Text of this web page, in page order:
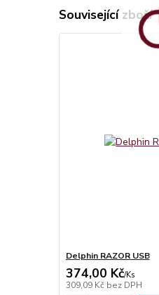
Související zboží
Delphin RAZOR USB
374,00 Kč/Ks
309,09 Kč bez DPH